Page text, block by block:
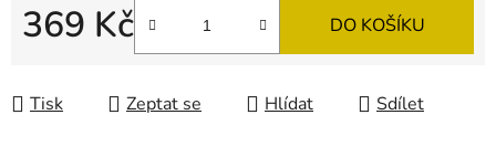
369 Kč DO KOŠÍKU
Tisk Zeptat se Hlídat Sdílet